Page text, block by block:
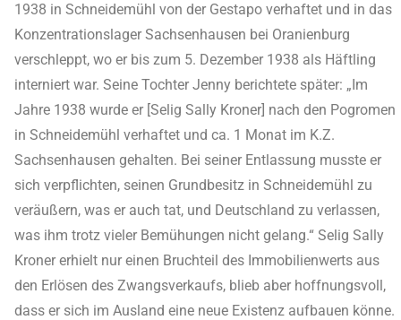
1938 in Schneidemühl von der Gestapo verhaftet und in das
Konzentrationslager Sachsenhausen bei Oranienburg
verschleppt, wo er bis zum 5. Dezember 1938 als Häftling
interniert war. Seine Tochter Jenny berichtete später: „Im
Jahre 1938 wurde er [Selig Sally Kroner] nach den Pogromen
in Schneidemühl verhaftet und ca. 1 Monat im K.Z.
Sachsenhausen gehalten. Bei seiner Entlassung musste er
sich verpflichten, seinen Grundbesitz in Schneidemühl zu
veräußern, was er auch tat, und Deutschland zu verlassen,
was ihm trotz vieler Bemühungen nicht gelang.“ Selig Sally
Kroner erhielt nur einen Bruchteil des Immobilienwerts aus
den Erlösen des Zwangsverkaufs, blieb aber hoffnungsvoll,
dass er sich im Ausland eine neue Existenz aufbauen könne.